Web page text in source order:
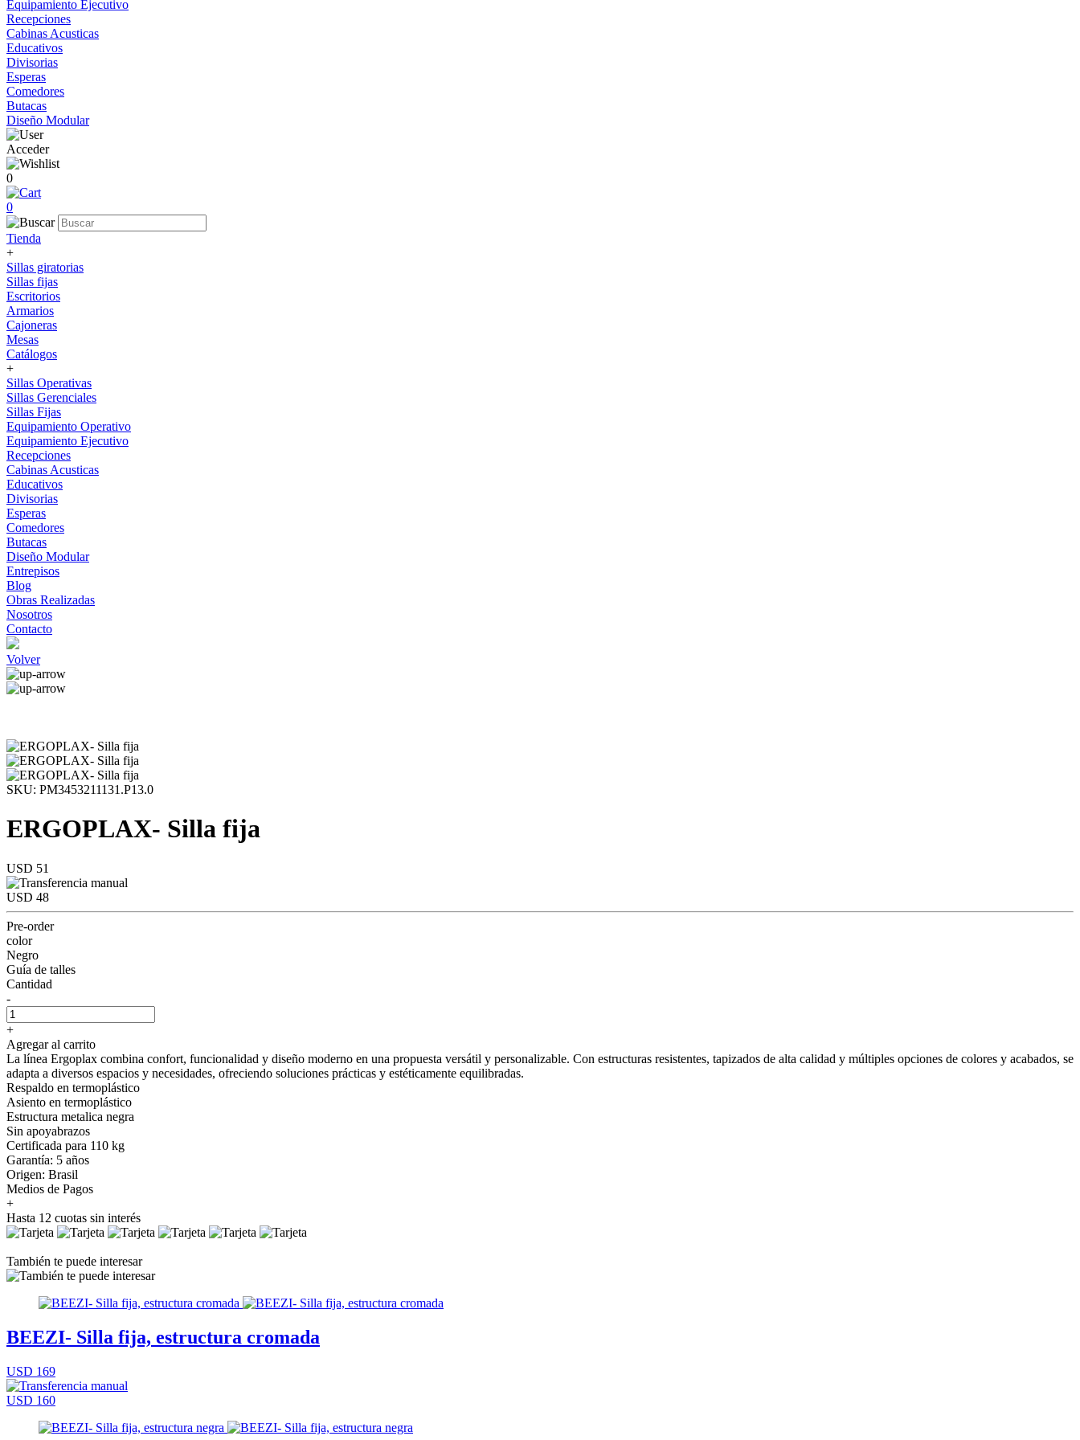
Equipamiento Ejecutivo
Recepciones
Cabinas Acusticas
Educativos
Divisorias
Esperas
Comedores
Butacas
Diseño Modular
Acceder
0
0
Tienda
+
Sillas giratorias
Sillas fijas
Escritorios
Armarios
Cajoneras
Mesas
Catálogos
+
Sillas Operativas
Sillas Gerenciales
Sillas Fijas
Equipamiento Operativo
Equipamiento Ejecutivo
Recepciones
Cabinas Acusticas
Educativos
Divisorias
Esperas
Comedores
Butacas
Diseño Modular
Entrepisos
Blog
Obras Realizadas
Nosotros
Contacto
Volver
SKU: PM3453211131.P13.0
ERGOPLAX- Silla fija
USD 51
USD 48
Pre-order
color
Negro
Guía de talles
Cantidad
-
+
Agregar al carrito
La línea Ergoplax combina confort, funcionalidad y diseño moderno en una propuesta versátil y personalizable. Con estructuras resistentes, tapizados de alta calidad y múltiples opciones de colores y acabados, se
adapta a diversos espacios y necesidades, ofreciendo soluciones prácticas y estéticamente equilibradas.
Respaldo en termoplástico
Asiento en termoplástico
Estructura metalica negra
Sin apoyabrazos
Certificada para 110 kg⁠
Garantía: 5 años
Origen: Brasil
Medios de Pagos
+
Hasta 12 cuotas sin interés
También te puede interesar
BEEZI- Silla fija, estructura cromada
USD 169
USD 160